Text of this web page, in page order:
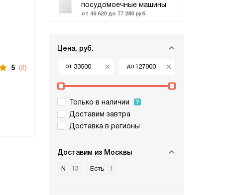
посудомоечные машины
от 49 620 до 77 280 руб.
Цена, руб.
от до
Только в наличии
Доставим завтра
Доставка в регионы
Доставим из Москвы
N 13 Есть 1
5 (2)